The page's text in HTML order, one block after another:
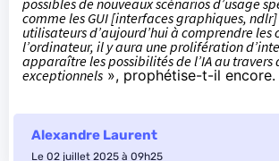
comme les GUI [interfaces graphiques,
utilisateurs d’aujourd’hui à comprendre les
l’ordinateur, il y aura une prolifération
apparaître les possibilités de l’IA au travers
exceptionnels », prophétise-t-il encore.
Alexandre Laurent
Le 02 juillet 2025 à 09h25